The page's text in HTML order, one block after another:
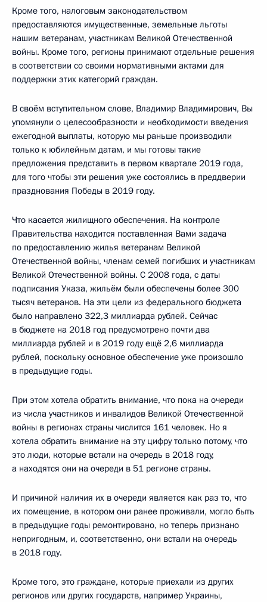
Кроме того, налоговым законодательством
предоставляются имущественные, земельные льготы
нашим ветеранам, участникам Великой Отечественной
войны. Кроме того, регионы принимают отдельные решения
в соответствии со своими нормативными актами для
поддержки этих категорий граждан.
В своём вступительном слове, Владимир Владимирович, Вы
упомянули о целесообразности и необходимости введения
ежегодной выплаты, которую мы раньше производили
только к юбилейным датам, и мы готовы такие
предложения представить в первом квартале 2019 года,
для того чтобы эти решения уже состоялись в преддверии
празднования Победы в 2019 году.
Что касается жилищного обеспечения. На контроле
Правительства находится поставленная Вами задача
по предоставлению жилья ветеранам Великой
Отечественной войны, членам семей погибших и участникам
Великой Отечественной войны. С 2008 года, с даты
подписания Указа, жильём были обеспечены более 300
тысяч ветеранов. На эти цели из федерального бюджета
было направлено 322,3 миллиарда рублей. Сейчас
в бюджете на 2018 год предусмотрено почти два
миллиарда рублей и в 2019 году ещё 2,6 миллиарда
рублей, поскольку основное обеспечение уже произошло
в предыдущие годы.
При этом хотела обратить внимание, что пока на очереди
из числа участников и инвалидов Великой Отечественной
войны в регионах страны числится 161 человек. Но я
хотела обратить внимание на эту цифру только потому, что
это люди, которые встали на очередь в 2018 году,
а находятся они на очереди в 51 регионе страны.
И причиной наличия их в очереди является как раз то, что
их помещение, в котором они ранее проживали, могло быть
в предыдущие годы ремонтировано, но теперь признано
непригодным, и, соответственно, они встали на очередь
в 2018 году.
Кроме того, это граждане, которые приехали из других
регионов или других государств, например Украины,